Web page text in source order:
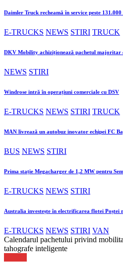
Daimler Truck recheamă în service peste 131.000
E-TRUCKS NEWS STIRI TRUCK
DKV Mobility achiziționează pachetul majoritar
NEWS STIRI
Windrose intră în operațiuni comerciale cu DSV
E-TRUCKS NEWS STIRI TRUCK
MAN livrează un autobuz inovator echipei FC
BUS NEWS STIRI
Prima stație Megacharger de 1,2 MW pentru
E-TRUCKS NEWS STIRI
Australia investește în electrificarea flotei Poștei
E-TRUCKS NEWS STIRI VAN
Calendarul pachetului privind
tahografe inteligente